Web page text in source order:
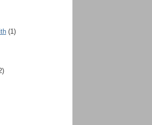
(1)